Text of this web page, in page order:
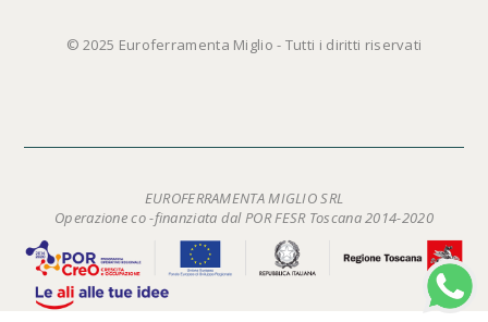
© 2025 Euroferramenta Miglio - Tutti i diritti riservati
EUROFERRAMENTA MIGLIO SRL
Operazione co -finanziata dal POR FESR Toscana 2014-2020